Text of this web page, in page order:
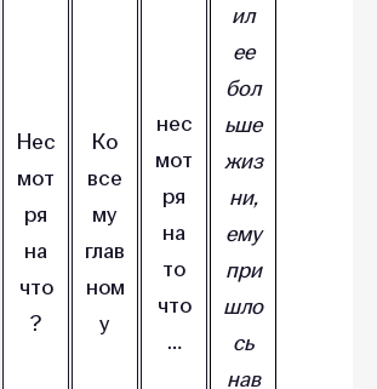
Нес
мот
ря
на
что
?
Ко
все
му
глав
ном
у
нес
мот
ря
на
то
что
…
ил
ее
бол
ьше
жиз
ни,
ему
при
шло
сь
нав